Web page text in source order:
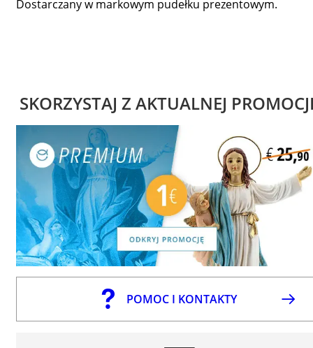
Dostarczany w markowym pudełku prezentowym.
SKORZYSTAJ Z AKTUALNEJ
POMOC I KONTAKTY